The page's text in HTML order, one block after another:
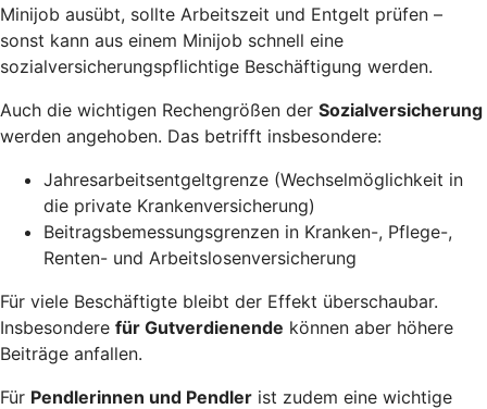
Minijob ausübt, sollte Arbeitszeit und Entgelt prüfen –
sonst kann aus einem Minijob schnell eine
sozialversicherungspflichtige Beschäftigung werden.
Auch die wichtigen Rechengrößen der Sozialversicherung
werden angehoben. Das betrifft insbesondere:
Jahresarbeitsentgeltgrenze (Wechselmöglichkeit in
die private Krankenversicherung)
Beitragsbemessungsgrenzen in Kranken-, Pflege-,
Renten- und Arbeitslosenversicherung
Für viele Beschäftigte bleibt der Effekt überschaubar.
Insbesondere für Gutverdienende können aber höhere
Beiträge anfallen.
Für Pendlerinnen und Pendler ist zudem eine wichtige